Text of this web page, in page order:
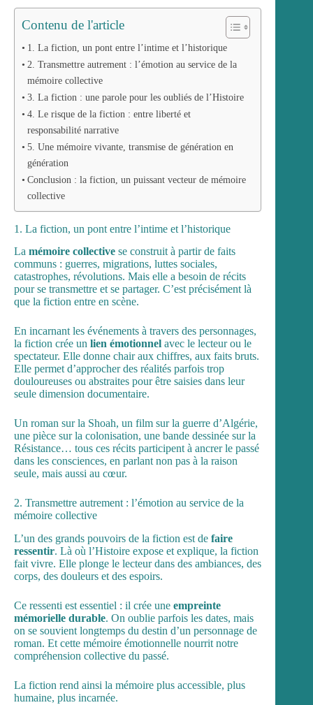
Contenu de l'article
1. La fiction, un pont entre l’intime et l’historique
2. Transmettre autrement : l’émotion au service de la
mémoire collective
3. La fiction : une parole pour les oubliés de l’Histoire
4. Le risque de la fiction : entre liberté et
responsabilité narrative
5. Une mémoire vivante, transmise de génération en
génération
Conclusion : la fiction, un puissant vecteur de mémoire
collective
1. La fiction, un pont entre l’intime et l’historique
La mémoire collective se construit à partir de faits
communs : guerres, migrations, luttes sociales,
catastrophes, révolutions. Mais elle a besoin de récits
pour se transmettre et se partager. C’est précisément là
que la fiction entre en scène.
En incarnant les événements à travers des personnages,
la fiction crée un lien émotionnel avec le lecteur ou le
spectateur. Elle donne chair aux chiffres, aux faits bruts.
Elle permet d’approcher des réalités parfois trop
douloureuses ou abstraites pour être saisies dans leur
seule dimension documentaire.
Un roman sur la Shoah, un film sur la guerre d’Algérie,
une pièce sur la colonisation, une bande dessinée sur la
Résistance… tous ces récits participent à ancrer le passé
dans les consciences, en parlant non pas à la raison
seule, mais aussi au cœur.
2. Transmettre autrement : l’émotion au service de la
mémoire collective
L’un des grands pouvoirs de la fiction est de faire
ressentir. Là où l’Histoire expose et explique, la fiction
fait vivre. Elle plonge le lecteur dans des ambiances, des
corps, des douleurs et des espoirs.
Ce ressenti est essentiel : il crée une empreinte
mémorielle durable. On oublie parfois les dates, mais
on se souvient longtemps du destin d’un personnage de
roman. Et cette mémoire émotionnelle nourrit notre
compréhension collective du passé.
La fiction rend ainsi la mémoire plus accessible, plus
humaine, plus incarnée.